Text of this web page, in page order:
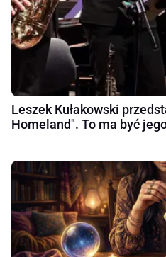
Leszek Kułakowski
Homeland". To ma być